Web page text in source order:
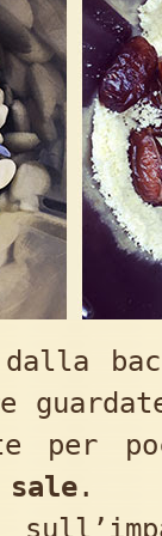
dalla
per
sale.